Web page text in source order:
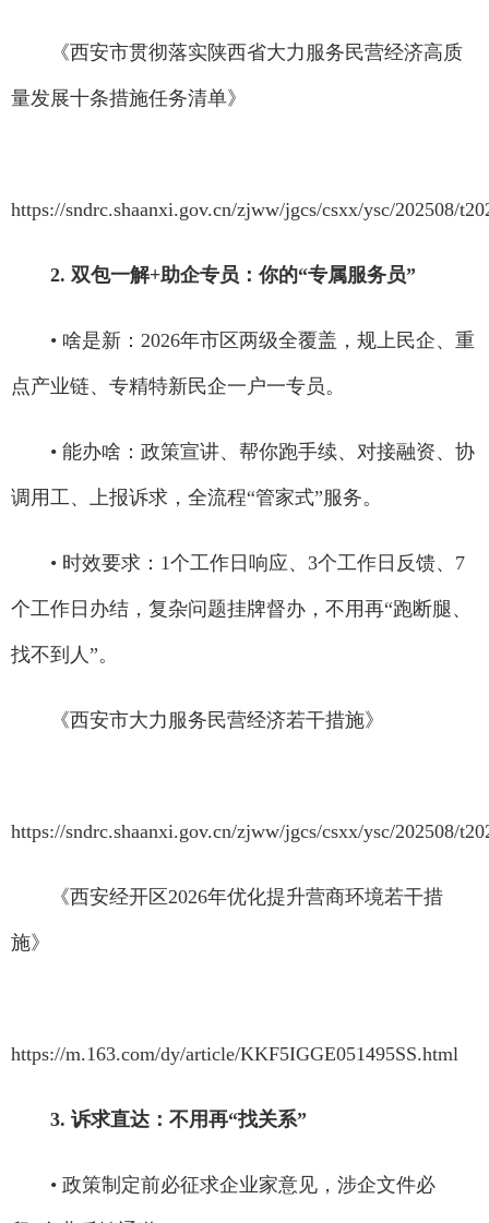
《西安市贯彻落实陕西省大力服务民营经济高质
量发展十条措施任务清单》
https://sndrc.shaanxi.gov.cn/zjww/jgcs/csxx/ysc/202508/
2. 双包一解+助企专员：你的“专属服务员”
• 啥是新：2026年市区两级全覆盖，规上民企、重
点产业链、专精特新民企一户一专员。
• 能办啥：政策宣讲、帮你跑手续、对接融资、协
调用工、上报诉求，全流程“管家式”服务。
• 时效要求：1个工作日响应、3个工作日反馈、7
个工作日办结，复杂问题挂牌督办，不用再“跑断腿、
找不到人”。
《西安市大力服务民营经济若干措施》
https://sndrc.shaanxi.gov.cn/zjww/jgcs/csxx/ysc/202508/
《西安经开区2026年优化提升营商环境若干措
施》
https://m.163.com/dy/article/KKF5IGGE051495SS.html
3. 诉求直达：不用再“找关系”
• 政策制定前必征求企业家意见，涉企文件必